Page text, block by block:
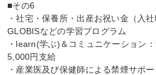
■その6
・社宅・保養所・出産お祝い金（入
GLOBISなどの学習プログラム
・learn(学ぶ)＆コミュニケーション
5,000円支給
・産業医及び保健師による禁煙サポー